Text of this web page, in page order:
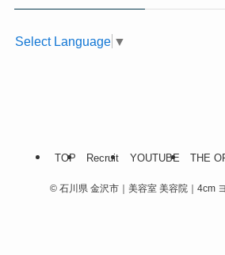
Select Language ▼
TOP Recruit YOUTUBE THE
©石川県 金沢市｜美容室 美容院｜4cm